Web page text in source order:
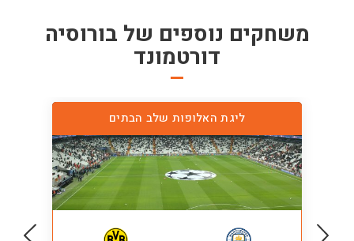
משחקים נוספים של בורוסיה
דורטמונד
ליגת האלופות שלב הבתים